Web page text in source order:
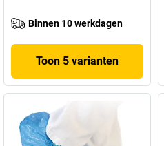
Binnen 10 werkdagen
Toon 5 varianten